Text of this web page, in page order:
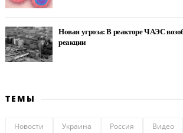
Новая угроза: В реакторе ЧАЭС
реакции
ТЕМЫ
Новости Украина Россия Видео